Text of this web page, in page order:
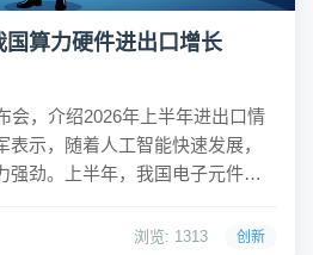
算力硬件进出口增长
会，介绍2026年上半年进出口情
示，随着人工智能快速发展，
强劲。上半年，我国电子元件、
骨骼等智能产品快速迭代，各类
浏览: 1313 创新